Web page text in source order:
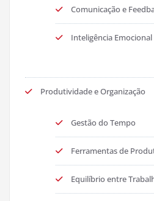
Comunicação e
Inteligência Emocional
Produtividade e Organização
Gestão do Tempo
Ferramentas de
Equilíbrio entre